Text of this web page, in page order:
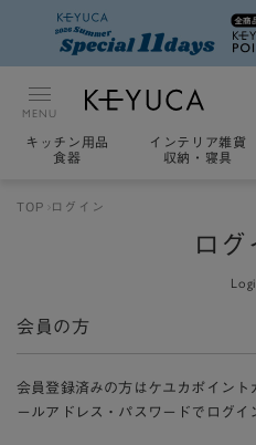
MENU
キッチン用品
食器
インテリア雑貨
収納・寝具
TOP ログイン
ログ
会員の方
会員登録済みの方はケユカポイント
ールアドレス・パスワードでログイ